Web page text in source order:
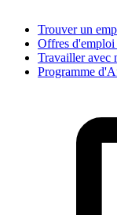
Trouver un
Offres d'emploi
Travailler avec
Programme